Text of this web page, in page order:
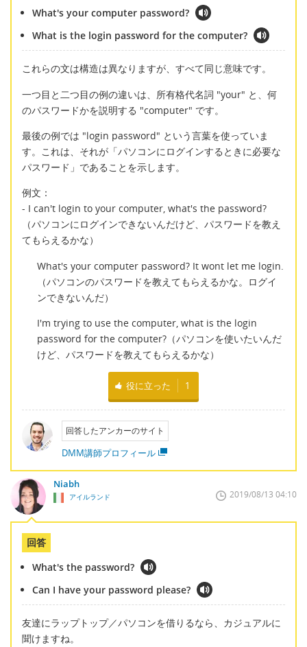
What's your computer password?
What is the login password for the computer?
これらの文は構造は異なりますが、すべて同じ意味です。
一つ目と二つ目の例の違いは、所有格代名詞 "your" と、何
のパスワードかを説明する "computer" です。
最後の例では "login password" という言葉を使っていま
す。これは、それが「パソコンにログインするときに必要な
パスワード」であることを示します。
例文：
- I can't login to your computer, what's the password?
（パソコンにログインできないんだけど、パスワードを教え
てもらえるかな）
What's your computer password? It wont let me login.
（パソコンのパスワードを教えてもらえるかな。ログイ
ンできないんだ）
I'm trying to use the computer, what is the login
password for the computer?（パソコンを使いたいんだ
けど、パスワードを教えてもらえるかな）
役に立った 1
回答したアンカーのサイト
DMM講師プロフィール
Niabh
アイルランド 2019/08/13 04:10
回答
What's the password?
Can I have your password please?
友達にラップトップ／パソコンを借りるなら、カジュアルに
聞けますね。